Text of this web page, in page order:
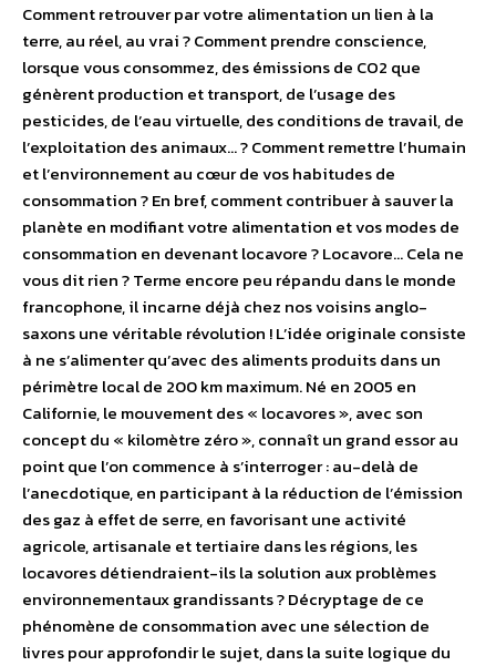
Comment retrouver par votre alimentation un lien à la
terre, au réel, au vrai ? Comment prendre conscience,
lorsque vous consommez, des émissions de CO2 que
génèrent production et transport, de l’usage des
pesticides, de l’eau virtuelle, des conditions de travail, de
l’exploitation des animaux… ? Comment remettre l’humain
et l’environnement au cœur de vos habitudes de
consommation ? En bref, comment contribuer à sauver la
planète en modifiant votre alimentation et vos modes de
consommation en devenant locavore ? Locavore… Cela ne
vous dit rien ? Terme encore peu répandu dans le monde
francophone, il incarne déjà chez nos voisins anglo-
saxons une véritable révolution ! L’idée originale consiste
à ne s’alimenter qu’avec des aliments produits dans un
périmètre local de 200 km maximum. Né en 2005 en
Californie, le mouvement des « locavores », avec son
concept du « kilomètre zéro », connaît un grand essor au
point que l’on commence à s’interroger : au-delà de
l’anecdotique, en participant à la réduction de l’émission
des gaz à effet de serre, en favorisant une activité
agricole, artisanale et tertiaire dans les régions, les
locavores détiendraient-ils la solution aux problèmes
environnementaux grandissants ? Décryptage de ce
phénomène de consommation avec une sélection de
livres pour approfondir le sujet, dans la suite logique du